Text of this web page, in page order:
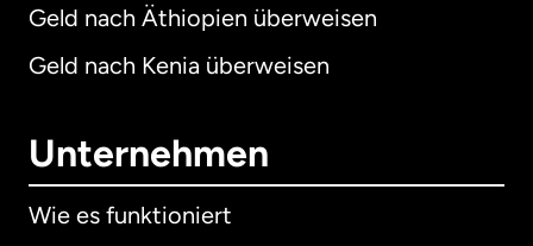
Geld nach Äthiopien überweisen
Geld nach Kenia überweisen
Unternehmen
Wie es funktioniert